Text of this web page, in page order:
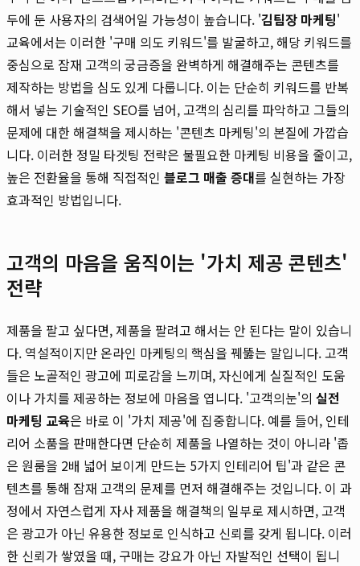
두에 둔 사용자의 검색어일 가능성이 높습니다. '김팀장 마케팅'
교육에서는 이러한 '구매 의도 키워드'를 발굴하고, 해당 키워드를
중심으로 잠재 고객의 궁금증을 완벽하게 해결해주는 콘텐츠를
제작하는 방법을 심도 있게 다룹니다. 이는 단순히 키워드를 반복
해서 넣는 기술적인 SEO를 넘어, 고객의 심리를 파악하고 그들의
문제에 대한 해결책을 제시하는 '콘텐츠 마케팅'의 본질에 가깝습
니다. 이러한 정밀 타겟팅 전략은 불필요한 마케팅 비용을 줄이고,
높은 전환율을 통해 직접적인 블로그 매출 증대를 실현하는 가장
효과적인 방법입니다.
고객의 마음을 움직이는 '가치 제공 콘텐츠'
전략
제품을 팔고 싶다면, 제품을 팔려고 해서는 안 된다는 말이 있습니
다. 역설적이지만 온라인 마케팅의 핵심을 꿰뚫는 말입니다. 고객
들은 노골적인 광고에 피로감을 느끼며, 자신에게 실질적인 도움
이나 가치를 제공하는 정보에 마음을 엽니다. '고객의눈'의 실전
마케팅 교육은 바로 이 '가치 제공'에 집중합니다. 예를 들어, 인테
리어 소품을 판매한다면 단순히 제품을 나열하는 것이 아니라 '좁
은 원룸을 2배 넓어 보이게 만드는 5가지 인테리어 팁'과 같은 콘
텐츠를 통해 잠재 고객의 문제를 먼저 해결해주는 것입니다. 이 과
정에서 자연스럽게 자사 제품을 해결책의 일부로 제시하면, 고객
은 광고가 아닌 유용한 정보로 인식하고 신뢰를 갖게 됩니다. 이러
한 신뢰가 쌓였을 때, 구매는 강요가 아닌 자발적인 선택이 됩니